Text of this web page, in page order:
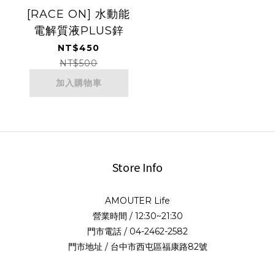
[RACE ON] ⽔動能
電解質液PLUS鋅
NT$450
NT$500
加入購物車
Store Info
AMOUTER Life
營業時間 / 12:30~21:30
門市電話 / 04-2462-2582
門市地址 / 台中市西屯區福康路82號